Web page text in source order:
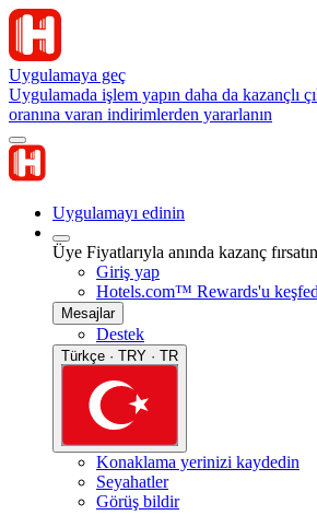
Uygulamaya geç
Uygulamada işlem yapın daha da kazançlı
oranına varan indirimlerden yararlanın
Uygulamayı edinin
Üye Fiyatlarıyla anında kazanç
Giriş yap
Hotels.com™ Rewards'u
Mesajlar
Destek
Türkçe · TRY · TR
Konaklama yerinizi kaydedin
Seyahatler
Görüş bildir